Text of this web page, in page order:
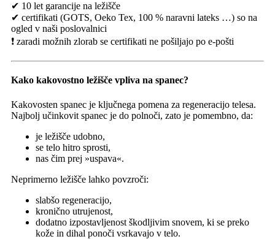
✔ 10 let garancije na ležišče
✔ certifikati (GOTS, Oeko Tex, 100 % naravni lateks …) so na
ogled v naši poslovalnici
❗ zaradi možnih zlorab se certifikati ne pošiljajo po e-pošti
Kako kakovostno ležišče vpliva na spanec?
Kakovosten spanec je ključnega pomena za regeneracijo telesa.
Najbolj učinkovit spanec je do polnoči, zato je pomembno, da:
je ležišče udobno,
se telo hitro sprosti,
nas čim prej »uspava«.
Neprimerno ležišče lahko povzroči:
slabšo regeneracijo,
kronično utrujenost,
dodatno izpostavljenost škodljivim snovem, ki se preko
kože in dihal ponoči vsrkavajo v telo.